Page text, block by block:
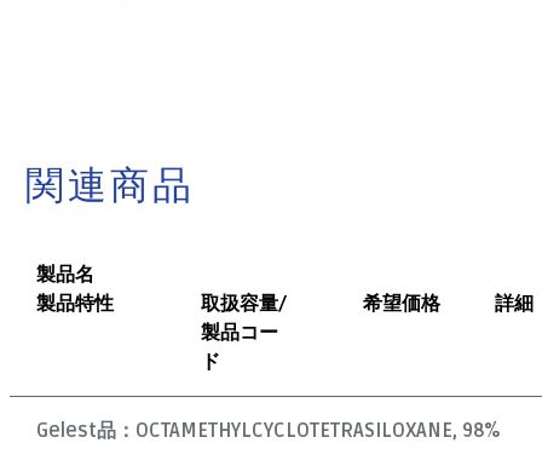
関連商品
製品名
製品特性
取扱容量/
製品コー
ド
希望価格 詳細
Gelest品： OCTAMETHYLCYCLOTETRASILOXANE, 98%